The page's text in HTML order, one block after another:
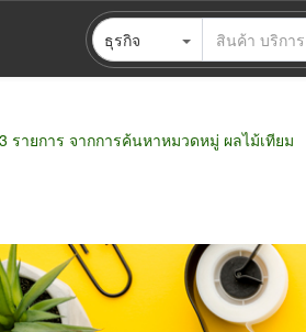
ธุรกิจ
รายการ จากการค้นหาหมวดหมู่ ผลไม้เทียม
ขายปลีก ผู้ผลิต ตัวแทนจัดจำหน่าย